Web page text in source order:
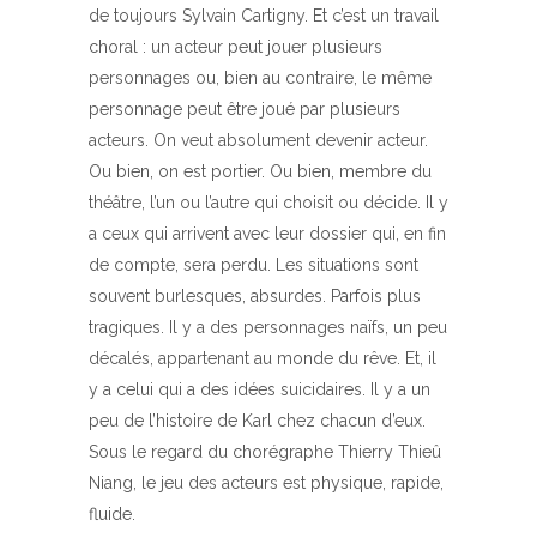
de toujours Sylvain Cartigny. Et c’est un travail
choral : un acteur peut jouer plusieurs
personnages ou, bien au contraire, le même
personnage peut être joué par plusieurs
acteurs. On veut absolument devenir acteur.
Ou bien, on est portier. Ou bien, membre du
théâtre, l’un ou l’autre qui choisit ou décide. Il y
a ceux qui arrivent avec leur dossier qui, en fin
de compte, sera perdu. Les situations sont
souvent burlesques, absurdes. Parfois plus
tragiques. Il y a des personnages naïfs, un peu
décalés, appartenant au monde du rêve. Et, il
y a celui qui a des idées suicidaires. Il y a un
peu de l’histoire de Karl chez chacun d’eux.
Sous le regard du chorégraphe Thierry Thieû
Niang, le jeu des acteurs est physique, rapide,
fluide.